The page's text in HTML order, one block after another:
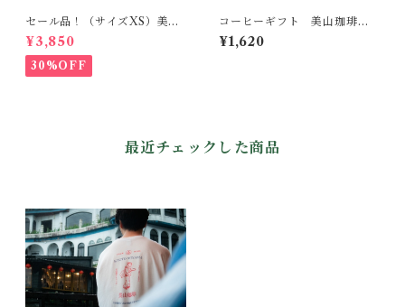
セール品！（サイズXS）美山
珈琲 アパレルシリーズ ~M
aikohan~
¥3,850
30%OFF
コーヒーギフト 美山珈琲
窓辺の朝光 ５P ドリップバ
ッグ スペシャルティコーヒ
¥1,620
最近チェックした商品